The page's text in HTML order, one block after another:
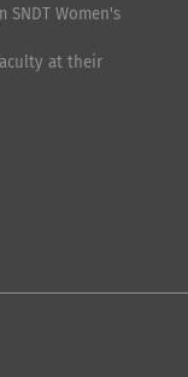
SNDT Women's
at their